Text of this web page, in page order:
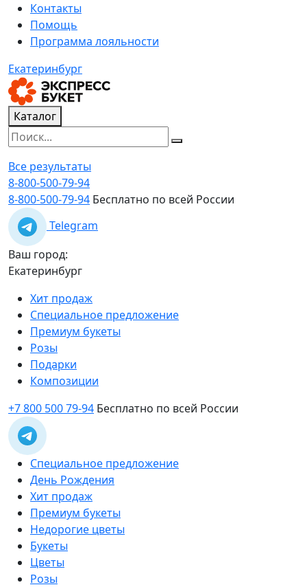
Контакты
Помощь
Программа лояльности
Екатеринбург
Каталог
Все результаты
8-800-500-79-94
8-800-500-79-94 Бесплатно по всей России
Telegram
Ваш город:
Екатеринбург
Хит продаж
Специальное предложение
Премиум букеты
Розы
Подарки
Композиции
+7 800 500 79-94 Бесплатно по всей России
Специальное предложение
День Рождения
Хит продаж
Премиум букеты
Недорогие цветы
Букеты
Цветы
Розы